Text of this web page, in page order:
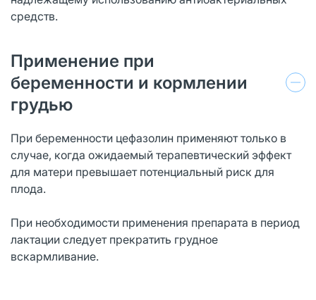
средств.
Применение при
беременности и кормлении
грудью
При беременности цефазолин применяют только в
случае, когда ожидаемый терапевтический эффект
для матери превышает потенциальный риск для
плода.
При необходимости применения препарата в период
лактации следует прекратить грудное
вскармливание.